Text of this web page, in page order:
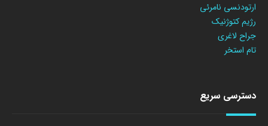
ارتودنسی نامرئی
رژیم کتوژنیک
جراح لاغری
تام استخر
دسترسی سریع